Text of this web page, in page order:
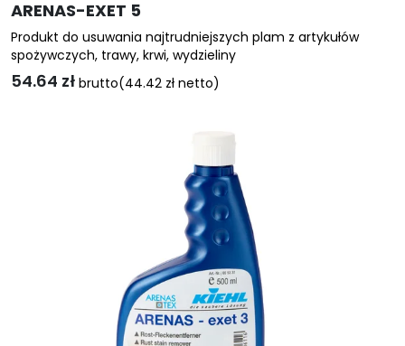
ARENAS-EXET 5
Produkt do usuwania najtrudniejszych plam z artykułów
spożywczych, trawy, krwi, wydzieliny
54.64 zł brutto(44.42 zł netto)
produkt
wiele
wariantów.
Opcje
można
wybrać
na
stronie
produktu